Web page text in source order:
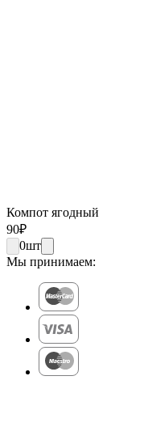
Компот ягодный
90₽
0шт
Мы принимаем: